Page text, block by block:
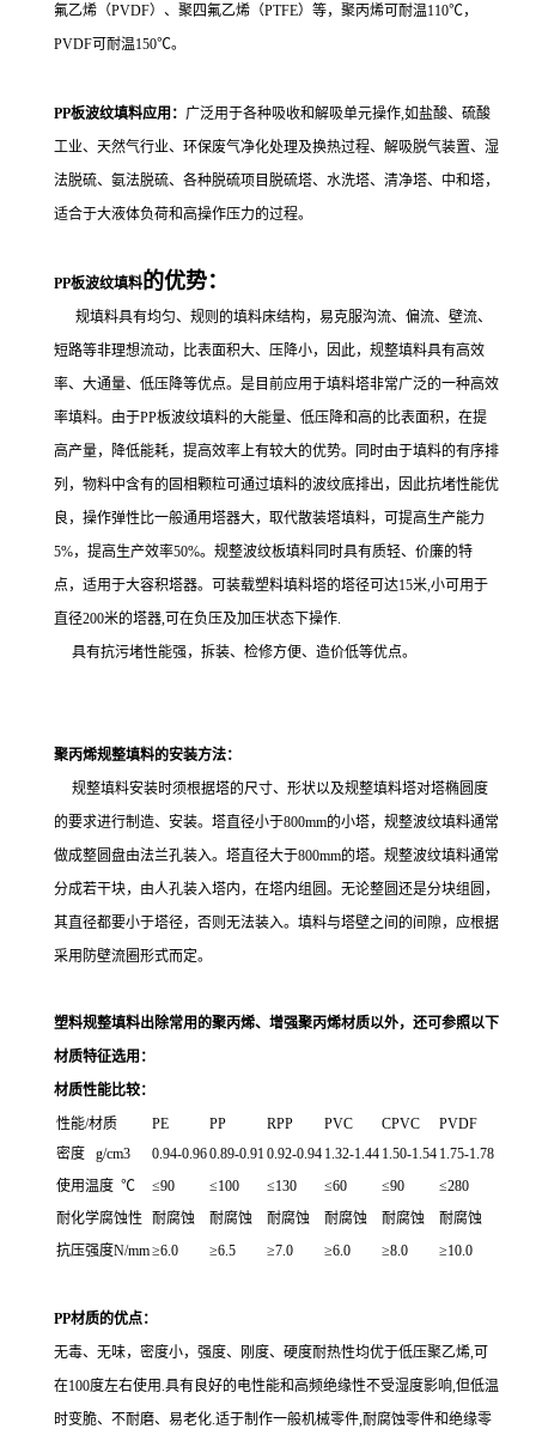
氟乙烯（PVDF）、聚四氟乙烯（PTFE）等， 聚丙烯可耐温110℃，
PVDF可耐温150℃。
PP板波纹填料应用： 广泛用于各种吸收和解吸单元操作,如盐酸、硫酸
工业、天然气行业、环保废气净化处理及换热过程、解吸脱气装置、 湿
法脱硫、氨法脱硫、各种脱硫项目脱硫塔、 水洗塔、清净塔、中和塔，
适合于大液体负荷和高操作压力的过程。
PP板波纹填料的优势：
规填料具有均匀、规则的填料床结构，易克服沟流、偏流、壁流、
短路等非理想流动，比表面积大、压降小，因此，规整填料具有高效
率、大通量、低压降等优点。是目前应用于填料塔非常广泛的一种高效
率填料。由于PP板波纹填料的大能量、低压降和高的比表面积，在提
高产量，降低能耗，提高效率上有较大的优势。同时由于填料的有序排
列，物料中含有的固相颗粒可通过填料的波纹底排出，因此抗堵性能优
良，操作弹性比一般通用塔器大，取代散装塔填料，可提高生产能力
5%，提高生产效率50%。规整波纹板填料同时具有质轻、价廉的特
点，适用于大容积塔器。 可装载塑料填料塔的塔径可达15米,小可用于
直径200米的塔器,可在负压及加压状态下操作.
具有抗污堵性能强，拆装、检修方便、造价低等优点。
聚丙烯规整填料的安装方法：
规整填料安装时须根据塔的尺寸、形状以及规整填料塔对塔椭圆度
的要求进行制造、安装。塔直径小于800mm的小塔，规整波纹填料通常
做成整圆盘由法兰孔装入。塔直径大于800mm的塔。规整波纹填料通常
分成若干块，由人孔装入塔内，在塔内组圆。无论整圆还是分块组圆，
其直径都要小于塔径，否则无法装入。填料与塔壁之间的间隙，应根据
采用防壁流圈形式而定。
塑料规整填料出除常用的聚丙烯、增强聚丙烯材质以外，还可参照以下
材质特征选用：
材质性能比较：
性能/材质
密度 g/cm3
PE
0.94-0.96
PP
0.89-0.91
RPP
0.92-0.94
PVC
1.32-1.44
CPVC
1.50-1.54
PVDF
1.75-1.78
使用温度 ℃
≤90 ≤100 ≤130 ≤60 ≤90
≤280
耐化学腐蚀性
耐腐蚀 耐腐蚀 耐腐蚀 耐腐蚀 耐腐蚀
耐腐蚀
抗压强度N/mm≥6.0 ≥6.5 ≥7.0 ≥6.0 ≥8.0 ≥10.0
PP材质的优点：
无毒、无味，密度小，强度、刚度、硬度耐热性均优于低压聚乙烯,可
在100度左右使用.具有良好的电性能和高频绝缘性不受湿度影响,但低温
时变脆、不耐磨、易老化.适于制作一般机械零件,耐腐蚀零件和绝缘零